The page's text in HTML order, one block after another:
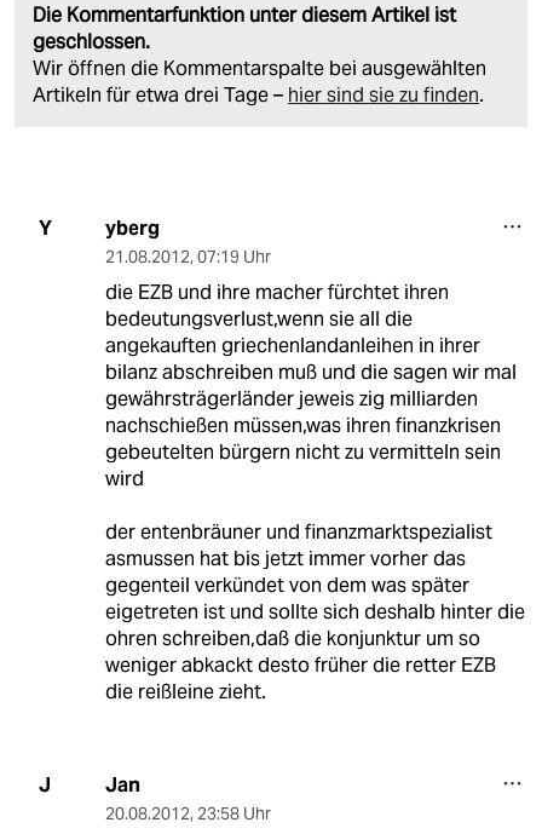
Die Kommentarfunktion unter diesem Artikel ist
geschlossen.
Wir öffnen die Kommentarspalte bei ausgewählten
Artikeln für etwa drei Tage – hier sind sie zu finden.
Y yberg
21.08.2012, 07:19 Uhr
die EZB und ihre macher fürchtet ihren
bedeutungsverlust,wenn sie all die
angekauften griechenlandanleihen in ihrer
bilanz abschreiben muß und die sagen wir mal
gewährsträgerländer jeweis zig milliarden
nachschießen müssen,was ihren finanzkrisen
gebeutelten bürgern nicht zu vermitteln sein
wird
der entenbräuner und finanzmarktspezialist
asmussen hat bis jetzt immer vorher das
gegenteil verkündet von dem was später
eigetreten ist und sollte sich deshalb hinter die
ohren schreiben,daß die konjunktur um so
weniger abkackt desto früher die retter EZB
die reißleine zieht.
J Jan
20.08.2012, 23:58 Uhr